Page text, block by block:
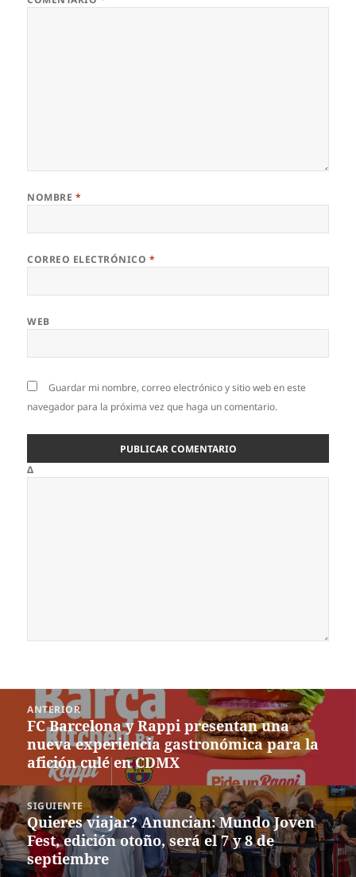
NOMBRE *
CORREO ELECTRÓNICO *
WEB
Guardar mi nombre, correo electrónico y sitio web en este
navegador para la próxima vez que haga un comentario.
Δ
Navegación
entradas
ANTERIOR
Entrada
anterior:
FC Barcelona y Rappi presentan una
nueva experiencia gastronómica para la
afición culé en CDMX
SIGUIENTE
Siguiente
entrada:
Quieres viajar? Anuncian: Mundo Joven
Fest, edición otoño, será el 7 y 8 de
septiembre